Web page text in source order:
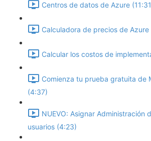
Centros de datos de Azure
Calculadora de precios de Azure
Calcular los costos de
Comienza tu prueba gratuita de
(4:37)
NUEVO: Asignar Administración
usuarios (4:23)